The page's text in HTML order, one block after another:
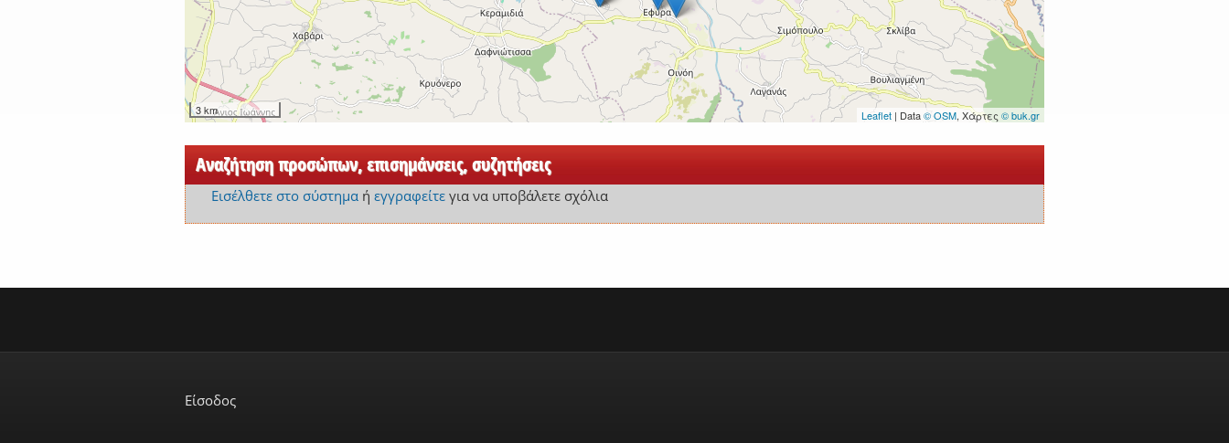
3 km Leaflet | Data© OSM, Χάρτες © buk.gr
Αναζήτηση προσώπων, επισημάνσεις, συζητήσεις
Εισέλθετε στο σύστημα ήεγγραφείτε για να υποβάλετε σχόλια
Είσοδος